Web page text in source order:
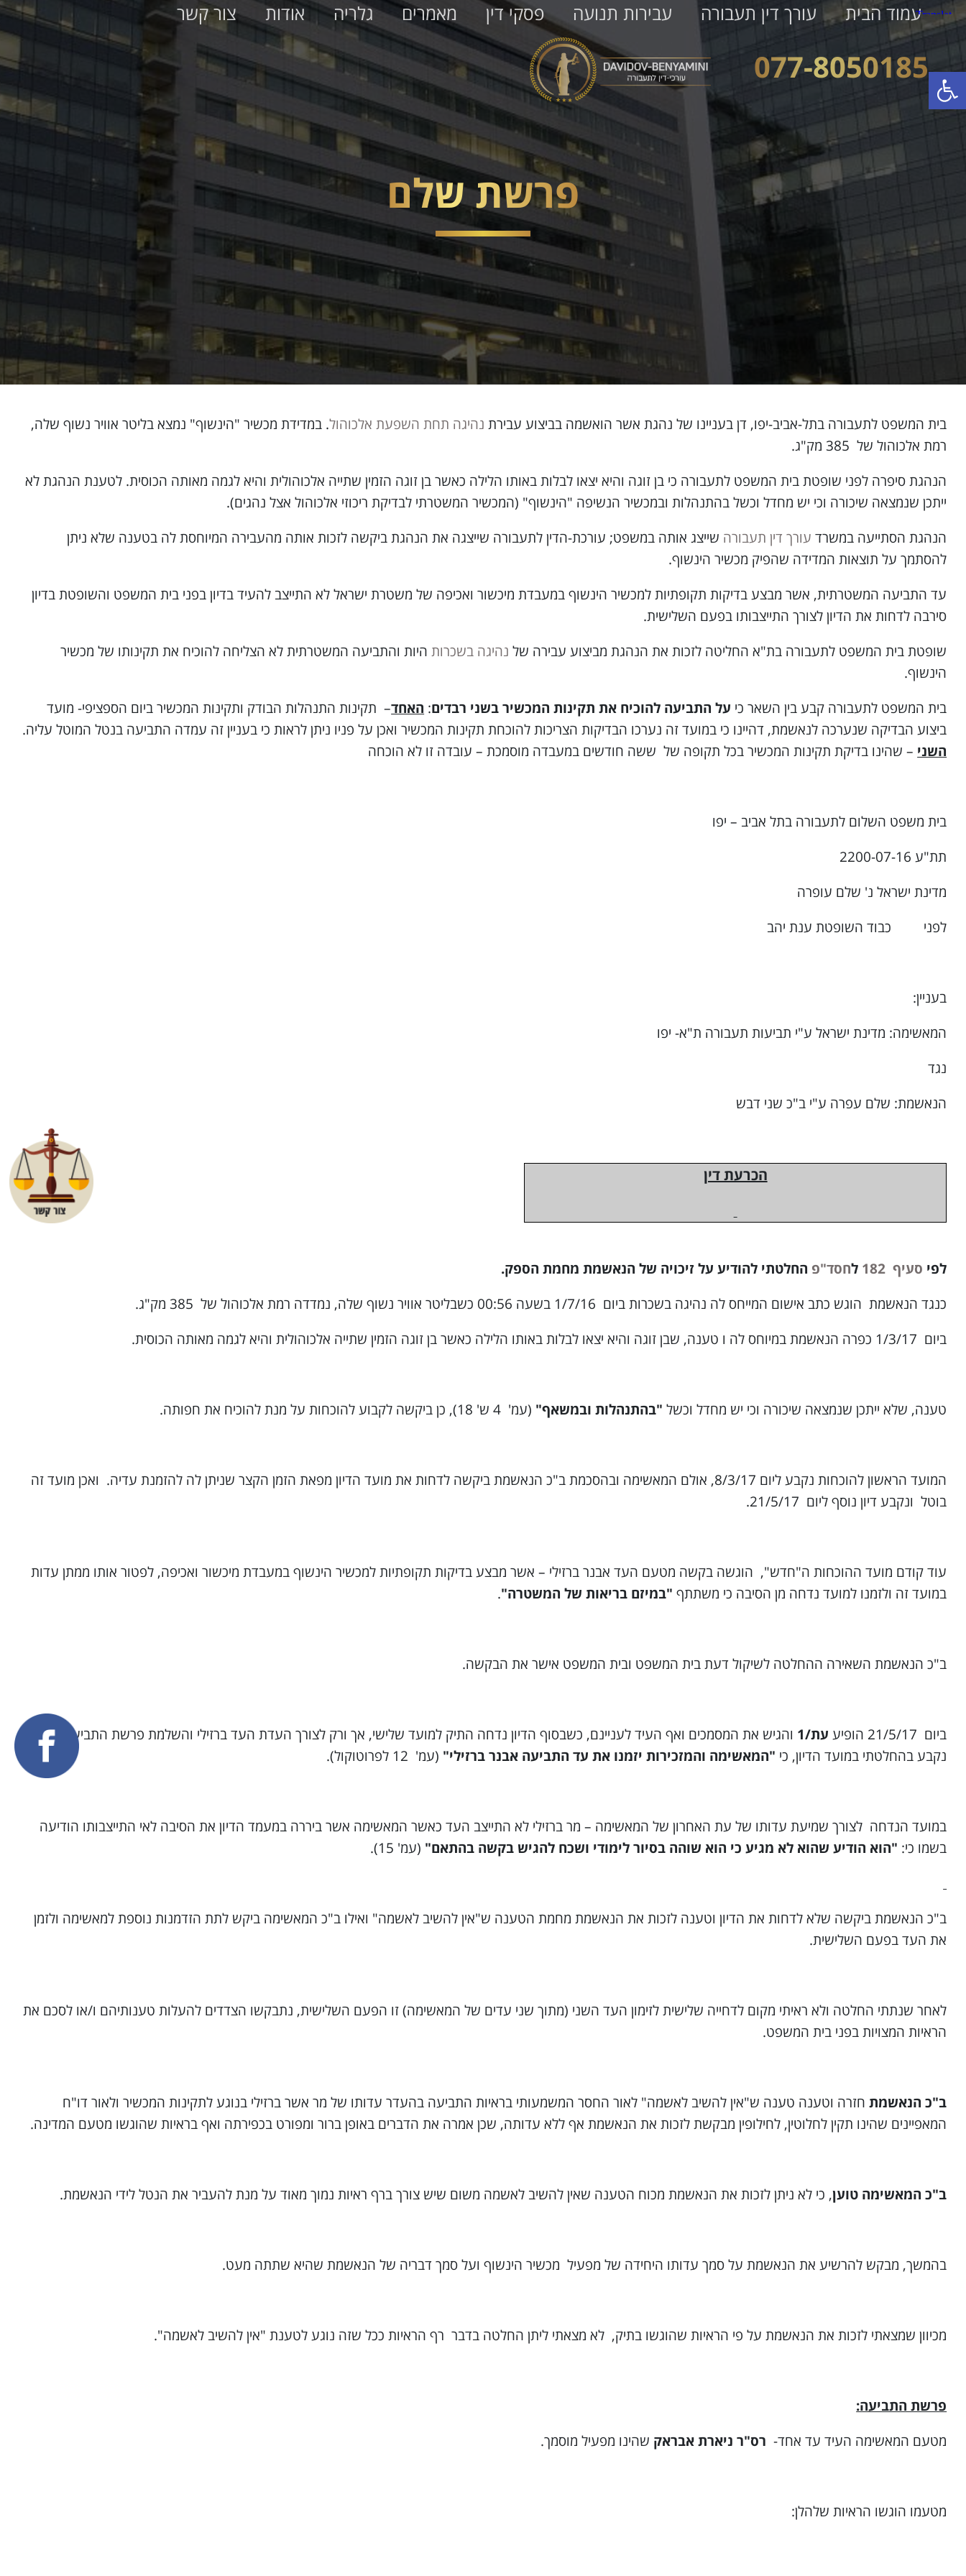
פתח סרגל נגישות
עמוד הבית עורך דין תעבורה עבירות תנועה פסקי דין מאמרים גלריה אודות צור קשר
077-8050185
פרשת שלם
בית המשפט לתעבורה בתל-אביב-יפו, דן בעניינו של נהגת אשר הואשמה בביצוע עבירת נהיגה תחת השפעת אלכוהול. במדידת מכשיר "הינשוף" נמצא בליטר אוויר נשוף שלה,
רמת אלכוהול של 385 מק"ג.
הנהגת סיפרה לפני שופטת בית המשפט לתעבורה כי בן זוגה והיא יצאו לבלות באותו הלילה כאשר בן זוגה הזמין שתייה אלכוהולית והיא לגמה מאותה הכוסית. לטענת הנהגת לא
ייתכן שנמצאה שיכורה וכי יש מחדל וכשל בהתנהלות ובמכשיר הנשיפה "הינשוף" (המכשיר המשטרתי לבדיקת ריכוזי אלכוהול אצל נהגים).
הנהגת הסתייעה במשרד עורך דין תעבורה שייצג אותה במשפט; עורכת-הדין לתעבורה שייצגה את הנהגת ביקשה לזכות אותה מהעבירה המיוחסת לה בטענה שלא ניתן
להסתמך על תוצאות המדידה שהפיק מכשיר הינשוף.
עד התביעה המשטרתית, אשר מבצע בדיקות תקופתיות למכשיר הינשוף במעבדת מיכשור ואכיפה של משטרת ישראל לא התייצב להעיד בדיון בפני בית המשפט והשופטת בדיון
סירבה לדחות את הדיון לצורך התייצבותו בפעם השלישית.
שופטת בית המשפט לתעבורה בת"א החליטה לזכות את הנהגת מביצוע עבירה של נהיגה בשכרותהיות והתביעה המשטרתית לא הצליחה להוכיח את תקינותו של מכשיר
הינשוף.
בית המשפט לתעבורה קבע בין השאר כי על התביעה להוכיח את תקינות המכשיר בשני רבדים: האחד– תקינות התנהלות הבודק ותקינות המכשיר ביום הספציפי- מועד
ביצוע הבדיקה שנערכה לנאשמת, דהיינו כי במועד זה נערכו הבדיקות הצריכות להוכחת תקינות המכשיר ואכן על פניו ניתן לראות כי בעניין זה עמדה התביעה בנטל המוטל עליה.
השני – שהינו בדיקת תקינות המכשיר בכל תקופה של ששה חודשים במעבדה מוסמכת – עובדה זו לא הוכחה
בית משפט השלום לתעבורה בתל אביב – יפו
תת"ע 2200-07-16
מדינת ישראל נ' שלם עופרה
לפני כבוד השופטת ענת יהב
בעניין:
המאשימה: מדינת ישראל ע"י תביעות תעבורה ת"א- יפו
נגד
הנאשמת: שלם עפרה ע"י ב"כ שני דבש
הכרעת דין
לפי סעיף 182 לחסד"פ החלטתי להודיע על זיכויה של הנאשמת מחמת הספק.
כנגד הנאשמת הוגש כתב אישום המייחס לה נהיגה בשכרות ביום 1/7/16 בשעה 00:56 כשבליטר אוויר נשוף שלה, נמדדה רמת אלכוהול של 385 מק"ג.
ביום 1/3/17 כפרה הנאשמת במיוחס לה ו טענה, שבן זוגה והיא יצאו לבלות באותו הלילה כאשר בן זוגה הזמין שתייה אלכוהולית והיא לגמה מאותה הכוסית.
טענה, שלא ייתכן שנמצאה שיכורה וכי יש מחדל וכשל "בהתנהלות ובמשאף" (עמ' 4 ש' 18), כן ביקשה לקבוע להוכחות על מנת להוכיח את חפותה.
המועד הראשון להוכחות נקבע ליום 8/3/17, אולם המאשימה ובהסכמת ב"כ הנאשמת ביקשה לדחות את מועד הדיון מפאת הזמן הקצר שניתן לה להזמנת עדיה. ואכן מועד זה
בוטל ונקבע דיון נוסף ליום 21/5/17.
עוד קודם מועד ההוכחות ה"חדש", הוגשה בקשה מטעם העד אבנר ברזילי – אשר מבצע בדיקות תקופתיות למכשיר הינשוף במעבדת מיכשור ואכיפה, לפטור אותו ממתן עדות
במועד זה ולזמנו למועד נדחה מן הסיבה כי משתתף "במיזם בריאות של המשטרה".
ב"כ הנאשמת השאירה ההחלטה לשיקול דעת בית המשפט ובית המשפט אישר את הבקשה.
ביום 21/5/17 הופיע עת/1
והגיש את המסמכים ואף העיד לעניינם, כשבסוף הדיון נדחה התיק למועד שלישי, אך ורק לצורך העדת העד ברזילי והשלמת פרשת התביעה, כאשר
נקבע בהחלטתי במועד הדיון, כי "המאשימה והמזכירות יזמנו את עד התביעה אבנר ברזילי" (עמ' 12 לפרוטוקול).
במועד הנדחה לצורך שמיעת עדותו של עת האחרון של המאשימה – מר ברזילי לא התייצב העד כאשר המאשימה אשר ביררה במעמד הדיון את הסיבה לאי התייצבותו הודיעה
בשמו כי: "הוא הודיע שהוא לא מגיע כי הוא שוהה בסיור לימודי ושכח להגיש בקשה בהתאם" (עמ' 15).
ב"כ הנאשמת ביקשה שלא לדחות את הדיון וטענה לזכות את הנאשמת מחמת הטענה ש"אין להשיב לאשמה" ואילו ב"כ המאשימה ביקש לתת הזדמנות נוספת למאשימה ולזמן
את העד בפעם השלישית.
לאחר שנתתי החלטה ולא ראיתי מקום לדחייה שלישית לזימון העד השני (מתוך שני עדים של המאשימה) זו הפעם השלישית, נתבקשו הצדדים להעלות טענותיהם ו/או לסכם את
הראיות המצויות בפני בית המשפט.
ב"כ הנאשמתחזרה וטענה טענה ש"אין להשיב לאשמה" לאור החסר המשמעותי בראיות התביעה בהעדר עדותו של מר אשר ברזילי בנוגע לתקינות המכשיר ולאור דו"ח
המאפיינים שהינו תקין לחלוטין, לחילופין מבקשת לזכות את הנאשמת אף ללא עדותה, שכן אמרה את הדברים באופן ברור ומפורט בכפירתה ואף בראיות שהוגשו מטעם המדינה.
ב"כ המאשימה טוען, כי לא ניתן לזכות את הנאשמת מכוח הטענה שאין להשיב לאשמה משום שיש צורך ברף ראיות נמוך מאוד על מנת להעביר את הנטל לידי הנאשמת.
בהמשך, מבקש להרשיע את הנאשמת על סמך עדותו היחידה של מפעיל מכשיר הינשוף ועל סמך דבריה של הנאשמת שהיא שתתה מעט.
מכיוון שמצאתי לזכות את הנאשמת על פי הראיות שהוגשו בתיק, לא מצאתי ליתן החלטה בדבר רף הראיות ככל שזה נוגע לטענת "אין להשיב לאשמה".
פרשת התביעה:
מטעם המאשימה העיד עד אחד- רס"ר ניארת אבראק שהינו מפעיל מוסמך.
מטעמו הוגשו הראיות שלהלן: